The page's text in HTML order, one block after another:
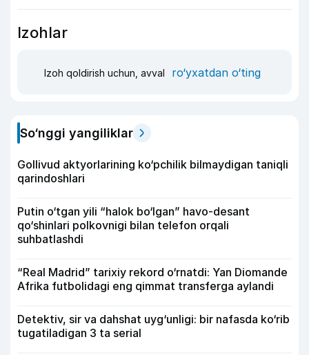
Izohlar
Izoh qoldirish uchun, avval ro‘yxatdan o‘ting
So‘nggi yangiliklar
Gollivud aktyorlarining ko‘pchilik bilmaydigan taniqli
qarindoshlari
Putin o‘tgan yili “halok bo‘lgan” havo-desant
qo‘shinlari polkovnigi bilan telefon orqali
suhbatlashdi
“Real Madrid” tarixiy rekord o‘rnatdi: Yan Diomande
Afrika futbolidagi eng qimmat transferga aylandi
Detektiv, sir va dahshat uyg‘unligi: bir nafasda ko‘rib
tugatiladigan 3 ta serial